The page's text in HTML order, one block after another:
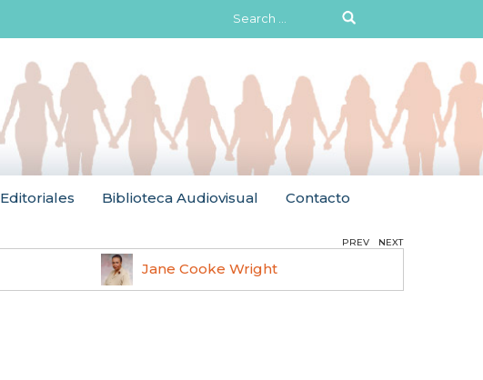
Search
for:
Editoriales Biblioteca Audiovisual Contacto
Jane Cooke Wright
PREV NEXT